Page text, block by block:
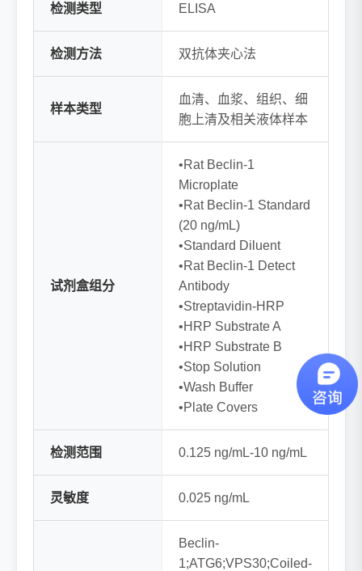
检测类型 ELISA
检测方法 双抗体夹心法
样本类型
血清、血浆、组织、细
胞上清及相关液体样本
试剂盒组分
•Rat Beclin-1
Microplate
•Rat Beclin-1 Standard
(20 ng/mL)
•Standard Diluent
•Rat Beclin-1 Detect
Antibody
•Streptavidin-HRP
•HRP Substrate A
•HRP Substrate B
•Stop Solution
•Wash Buffer
•Plate Covers
检测范围 0.125 ng/mL-10 ng/mL
灵敏度 0.025 ng/mL
Beclin-
1;ATG6;VPS30;Coiled-